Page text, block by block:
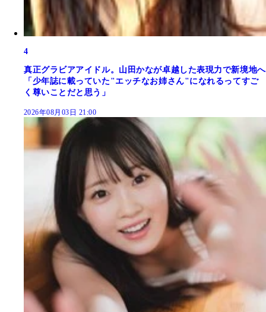
4
真正グラビアアイドル。山田かなが卓越した表現力で新境地へ
「少年誌に載っていた"エッチなお姉さん"になれるってすご
く尊いことだと思う」
2026年08月03日 21:00